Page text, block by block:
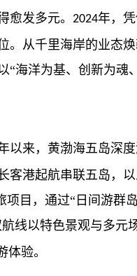
发多元。 2024年，
。从千里海岸的业态
“海洋为基、创新为
以来，黄渤海五岛深
客港起航串联五岛，
项目，通过“日间游
线以特色景观与多元
验。